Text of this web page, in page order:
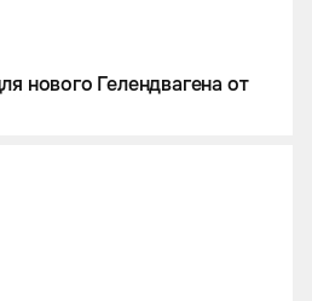
нового Гелендвагена от